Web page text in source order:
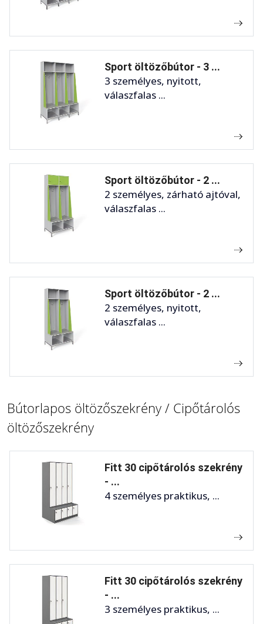
Sport öltözőbútor - 3 ...
3 személyes, nyitott,
válaszfalas ...
Sport öltözőbútor - 2 ...
2 személyes, zárható ajtóval,
válaszfalas ...
Sport öltözőbútor - 2 ...
2 személyes, nyitott,
válaszfalas ...
Bútorlapos öltözőszekrény / Cipőtárolós
öltözőszekrény
Fitt 30 cipőtárolós szekrény
- ...
4 személyes praktikus, ...
Fitt 30 cipőtárolós szekrény
- ...
3 személyes praktikus, ...